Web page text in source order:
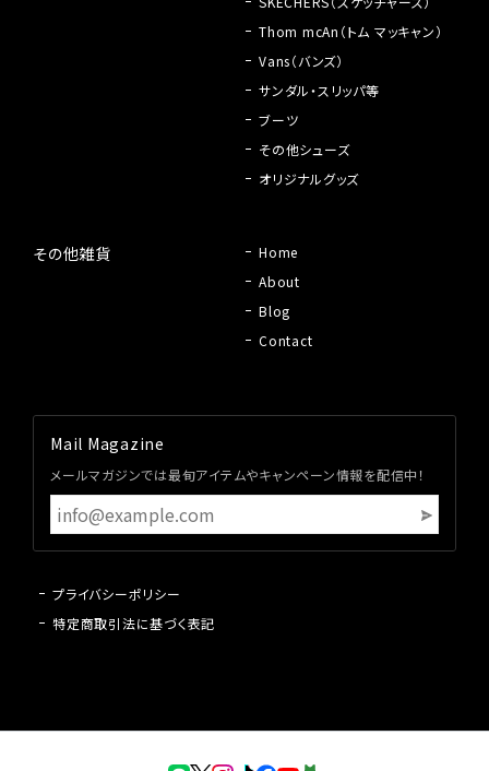
Thom mcAn（トム マッキャン）
Vans（バンズ）
サンダル・スリッパ等
ブーツ
その他シューズ
オリジナルグッズ
その他雑貨
Home
About
Blog
Contact
Mail Magazine
メールマガジンでは最旬アイテムやキャンペーン情報を配信中！
プライバシーポリシー
特定商取引法に基づく表記